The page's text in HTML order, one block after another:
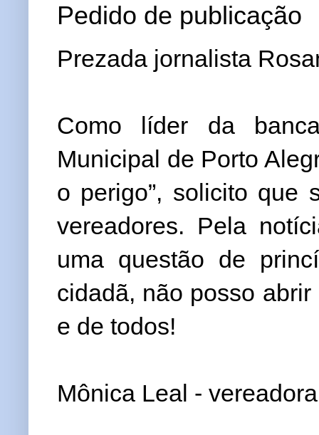
Pedido de publicação
Prezada jornalista
Como líder da
Municipal de Porto
o perigo”, solicito que
vereadores. Pela
uma questão de
cidadã, não posso
e de todos!
Mônica Leal -